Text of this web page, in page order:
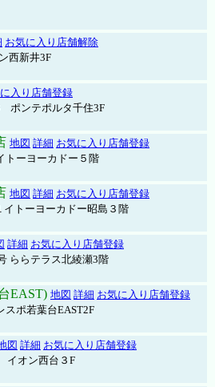
お気に入り店舗解除
西新井3F
入り店舗登録
ポンテポルタ千住3F
地図 詳細 お気に入り店舗登録
トーヨーカドー５階
地図 詳細 お気に入り店舗登録
トーヨーカドー昭島３階
詳細 お気に入り店舗登録
ららテラス北綾瀬3階
EAST) 地図 詳細 お気に入り店舗登録
スポ若葉台EAST2F
図 詳細 お気に入り店舗登録
イオン西台３F